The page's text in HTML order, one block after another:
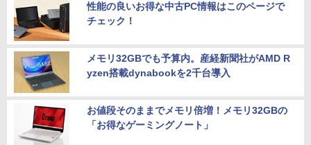
性能の良いお得な中古PC情報はこのページで
チェック！
メモリ32GBでも予算内。産経新聞社がAMD R
yzen搭載dynabookを2千台導入
お値段そのままでメモリ倍増！メモリ32GBの
「お得なゲーミングノート」